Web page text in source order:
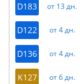
D183 от 13 дн.
D122 от 4 дн.
D136 от 4 дн.
K127 от 6 дн.